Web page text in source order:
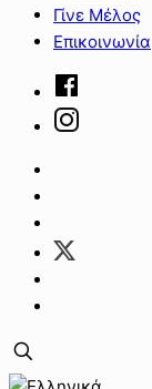
Γίνε Μέλος
Επικοινωνία